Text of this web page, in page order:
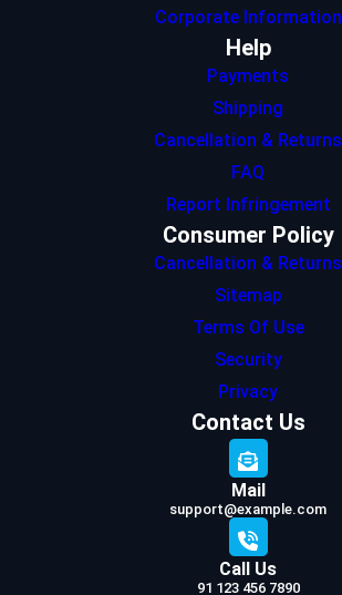
Corporate Information
Help
Payments
Shipping
Cancellation & Returns
FAQ
Report Infringement
Consumer Policy
Cancellation & Returns
Sitemap
Terms Of Use
Security
Privacy
Contact Us
Mail
support@example.com
Call Us
91 123 456 7890